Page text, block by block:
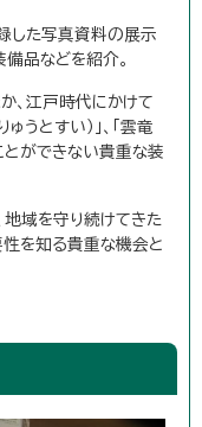
した写真資料の展示
品などを紹介。
、江戸時代にかけて
うとすい）」、「雲竜
とができない貴重な装
域を守り続けてきた
を知る貴重な機会と